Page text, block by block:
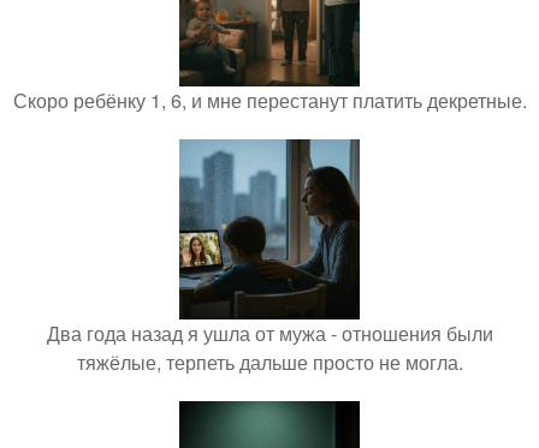
Скоро ребёнку 1, 6, и мне перестанут платить декретные.
Два года назад я ушла от мужа - отношения были
тяжёлые, терпеть дальше просто не могла.